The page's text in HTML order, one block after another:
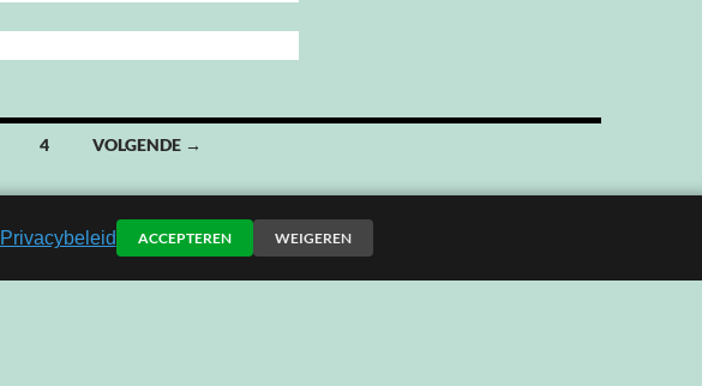
4 VOLGENDE →
Privacybeleid ACCEPTEREN WEIGEREN